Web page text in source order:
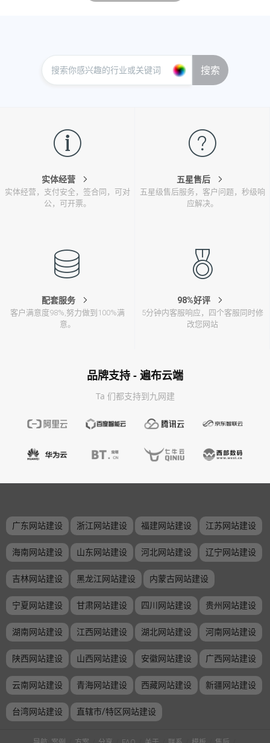
搜索
实体经营
实体经营，支付安全，签合同，可对
公，可开票。
五星售后
五星级售后服务，客户问题，秒级响
应解决。
配套服务
客户满意度98%,努力做到100%满
意。
98%好评
5分钟内客服响应，四个客服同时修
改您网站
品牌支持 - 遍布云端
Ta 们都支持到九网建
广东网站建设 浙江网站建设 福建网站建设 江苏网站建设
海南网站建设 山东网站建设 河北网站建设 辽宁网站建设
吉林网站建设 黑龙江网站建设 内蒙古网站建设
宁夏网站建设 甘肃网站建设 四川网站建设 贵州网站建设
湖南网站建设 江西网站建设 湖北网站建设 河南网站建设
陕西网站建设 山西网站建设 安徽网站建设 广西网站建设
云南网站建设 青海网站建设 西藏网站建设 新疆网站建设
台湾网站建设 直辖市/特区网站建设